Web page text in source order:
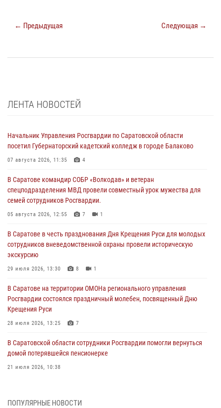
← Предыдущая Следующая →
ЛЕНТА НОВОСТЕЙ
Начальник Управления Росгвардии по Саратовской области
посетил Губернаторский кадетский колледж в городе Балаково
07 августа 2026, 11:35 4
В Саратове командир СОБР «Волкодав» и ветеран
спецподразделения МВД провели совместный урок мужества для
семей сотрудников Росгвардии.
05 августа 2026, 12:55 7 1
В Саратове в честь празднования Дня Крещения Руси для молодых
сотрудников вневедомственной охраны провели историческую
экскурсию
29 июля 2026, 13:30 8 1
В Саратове на территории ОМОНа регионального управления
Росгвардии состоялся праздничный молебен, посвященный Дню
Крещения Руси
28 июля 2026, 13:25 7
В Саратовской области сотрудники Росгвардии помогли вернуться
домой потерявшейся пенсионерке
21 июля 2026, 10:38
ПОПУЛЯРНЫЕ НОВОСТИ